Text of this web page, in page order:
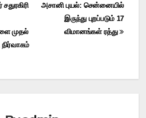
அசானி புயல்: சென்னையில்
இருந்து புறப்படும் 17
விமானங்கள் ரத்து
முதல்